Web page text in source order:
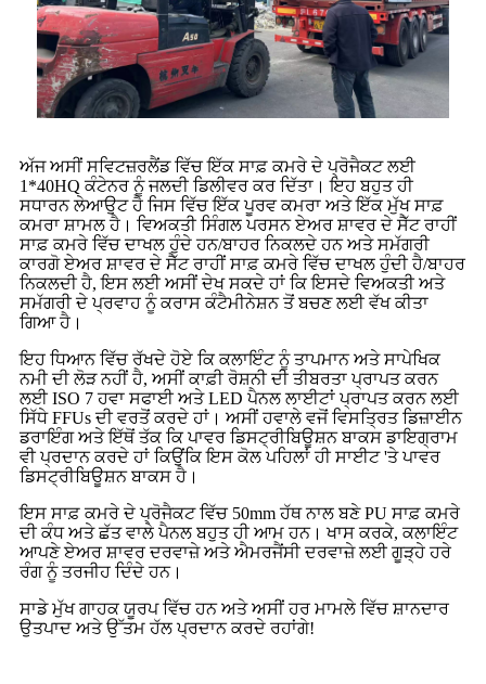
ਅੱਜ ਅਸੀਂ ਸਵਿਟਜ਼ਰਲੈਂਡ ਵਿੱਚ ਇੱਕ ਸਾਫ਼ ਕਮਰੇ ਦੇ ਪ੍ਰੋਜੈਕਟ ਲਈ
1*40HQ ਕੰਟੇਨਰ ਨੂੰ ਜਲਦੀ ਡਿਲੀਵਰ ਕਰ ਦਿੱਤਾ। ਇਹ ਬਹੁਤ ਹੀ
ਸਧਾਰਨ ਲੇਆਉਟ ਹੈ ਜਿਸ ਵਿੱਚ ਇੱਕ ਪੂਰਵ ਕਮਰਾ ਅਤੇ ਇੱਕ ਮੁੱਖ ਸਾਫ਼
ਕਮਰਾ ਸ਼ਾਮਲ ਹੈ। ਵਿਅਕਤੀ ਸਿੰਗਲ ਪਰਸਨ ਏਅਰ ਸ਼ਾਵਰ ਦੇ ਸੈੱਟ ਰਾਹੀਂ
ਸਾਫ਼ ਕਮਰੇ ਵਿੱਚ ਦਾਖਲ ਹੁੰਦੇ ਹਨ/ਬਾਹਰ ਨਿਕਲਦੇ ਹਨ ਅਤੇ ਸਮੱਗਰੀ
ਕਾਰਗੋ ਏਅਰ ਸ਼ਾਵਰ ਦੇ ਸੈੱਟ ਰਾਹੀਂ ਸਾਫ਼ ਕਮਰੇ ਵਿੱਚ ਦਾਖਲ ਹੁੰਦੀ ਹੈ/ਬਾਹਰ
ਨਿਕਲਦੀ ਹੈ, ਇਸ ਲਈ ਅਸੀਂ ਦੇਖ ਸਕਦੇ ਹਾਂ ਕਿ ਇਸਦੇ ਵਿਅਕਤੀ ਅਤੇ
ਸਮੱਗਰੀ ਦੇ ਪ੍ਰਵਾਹ ਨੂੰ ਕਰਾਸ ਕੰਟੈਮੀਨੇਸ਼ਨ ਤੋਂ ਬਚਣ ਲਈ ਵੱਖ ਕੀਤਾ
ਗਿਆ ਹੈ।
ਇਹ ਧਿਆਨ ਵਿੱਚ ਰੱਖਦੇ ਹੋਏ ਕਿ ਕਲਾਇੰਟ ਨੂੰ ਤਾਪਮਾਨ ਅਤੇ ਸਾਪੇਖਿਕ
ਨਮੀ ਦੀ ਲੋੜ ਨਹੀਂ ਹੈ, ਅਸੀਂ ਕਾਫ਼ੀ ਰੋਸ਼ਨੀ ਦੀ ਤੀਬਰਤਾ ਪ੍ਰਾਪਤ ਕਰਨ
ਲਈ ISO 7 ਹਵਾ ਸਫਾਈ ਅਤੇ LED ਪੈਨਲ ਲਾਈਟਾਂ ਪ੍ਰਾਪਤ ਕਰਨ ਲਈ
ਸਿੱਧੇ FFUs ਦੀ ਵਰਤੋਂ ਕਰਦੇ ਹਾਂ। ਅਸੀਂ ਹਵਾਲੇ ਵਜੋਂ ਵਿਸਤ੍ਰਿਤ ਡਿਜ਼ਾਈਨ
ਡਰਾਇੰਗ ਅਤੇ ਇੱਥੋਂ ਤੱਕ ਕਿ ਪਾਵਰ ਡਿਸਟ੍ਰੀਬਿਊਸ਼ਨ ਬਾਕਸ ਡਾਇਗ੍ਰਾਮ
ਵੀ ਪ੍ਰਦਾਨ ਕਰਦੇ ਹਾਂ ਕਿਉਂਕਿ ਇਸ ਕੋਲ ਪਹਿਲਾਂ ਹੀ ਸਾਈਟ 'ਤੇ ਪਾਵਰ
ਡਿਸਟ੍ਰੀਬਿਊਸ਼ਨ ਬਾਕਸ ਹੈ।
ਇਸ ਸਾਫ਼ ਕਮਰੇ ਦੇ ਪ੍ਰੋਜੈਕਟ ਵਿੱਚ 50mm ਹੱਥ ਨਾਲ ਬਣੇ PU ਸਾਫ਼ ਕਮਰੇ
ਦੀ ਕੰਧ ਅਤੇ ਛੱਤ ਵਾਲੇ ਪੈਨਲ ਬਹੁਤ ਹੀ ਆਮ ਹਨ। ਖਾਸ ਕਰਕੇ, ਕਲਾਇੰਟ
ਆਪਣੇ ਏਅਰ ਸ਼ਾਵਰ ਦਰਵਾਜ਼ੇ ਅਤੇ ਐਮਰਜੈਂਸੀ ਦਰਵਾਜ਼ੇ ਲਈ ਗੂੜ੍ਹੇ ਹਰੇ
ਰੰਗ ਨੂੰ ਤਰਜੀਹ ਦਿੰਦੇ ਹਨ।
ਸਾਡੇ ਮੁੱਖ ਗਾਹਕ ਯੂਰਪ ਵਿੱਚ ਹਨ ਅਤੇ ਅਸੀਂ ਹਰ ਮਾਮਲੇ ਵਿੱਚ ਸ਼ਾਨਦਾਰ
ਉਤਪਾਦ ਅਤੇ ਉੱਤਮ ਹੱਲ ਪ੍ਰਦਾਨ ਕਰਦੇ ਰਹਾਂਗੇ!